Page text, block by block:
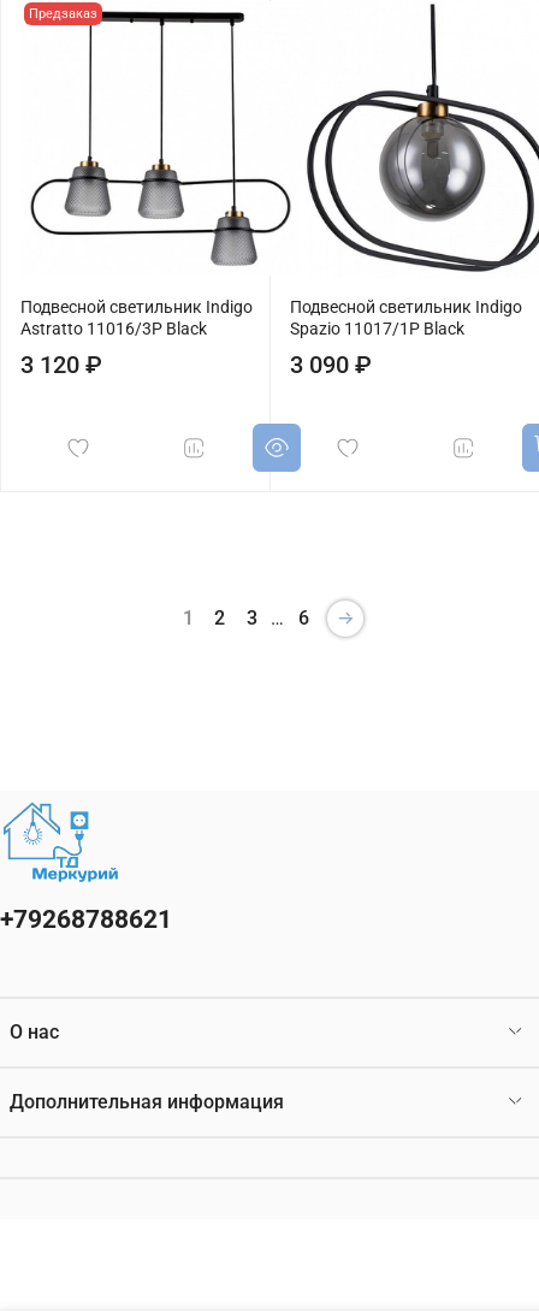
Предзаказ
Подвесной светильник Indigo
Astratto 11016/3P Black
3 120 ₽
Подвесной светильник Indigo
Spazio 11017/1P Black
3 090 ₽
1 2 3 … 6
О нас
Дополнительная информация
+79268788621